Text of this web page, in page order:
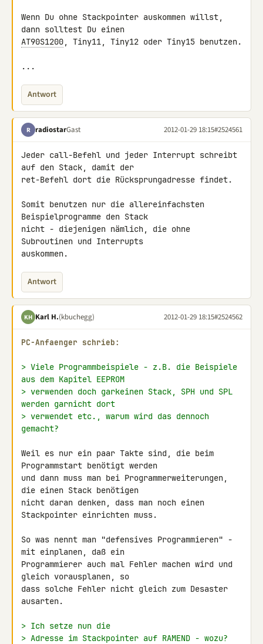
Wenn Du ohne Stackpointer auskommen willst,
AT90S1200, Tiny11, Tiny12 oder Tiny15 benutzen.
...
Antwort
R radiostarGast 2012-01-29 18:15#2524561
Jeder call-Befehl und jeder Interrupt schreibt
auf den Stack, damit der
ret-Befehl dort die Rücksprungadresse findet.
Somit benutzen nur die allereinfachsten
Beispielprogramme den Stack
nicht - diejenigen nämlich, die ohne
Subroutinen und Interrupts
auskommen.
Antwort
KH Karl H.(kbuchegg) 2012-01-29 18:15#2524562
PC-Anfaenger schrieb:
> Viele Programmbeispiele - z.B. die Beispiele
aus dem Kapitel EEPROM
> verwenden doch garkeinen Stack, SPH und SPL
werden garnicht dort
> verwendet etc., warum wird das dennoch
gemacht?
Weil es nur ein paar Takte sind, die beim
Programmstart benötigt werden
und dann muss man bei Programmerweiterungen,
die einen Stack benötigen
nicht daran denken, dass man noch einen
Stackpointer einrichten muss.
So was nennt man "defensives Programmieren" -
mit einplanen, daß ein
Programmierer auch mal Fehler machen wird und
gleich vorausplanen, so
dass solche Fehler nicht gleich zum Desaster
ausarten.
> Ich setze nun die
> Adresse im Stackpointer auf RAMEND - wozu?